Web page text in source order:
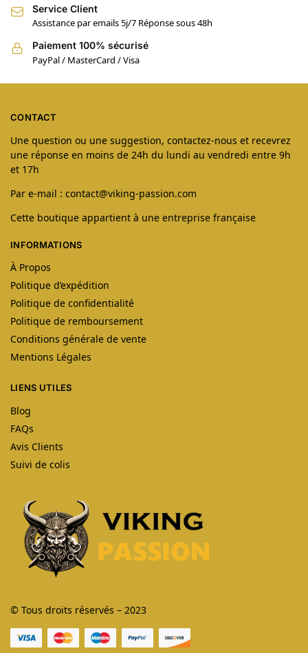
Service Client
Assistance par emails 5j/7 Réponse sous 48h
Paiement 100% sécurisé
PayPal / MasterCard / Visa
CONTACT
Une question ou une suggestion, contactez-nous et recevrez
une réponse en moins de 24h du lundi au vendredi entre 9h
et 17h
Par e-mail : contact@viking-passion.com
Cette boutique appartient à une entreprise française
INFORMATIONS
À Propos
Politique d’expédition
Politique de confidentialité
Politique de remboursement
Conditions générale de vente
Mentions Légales
LIENS UTILES
Blog
FAQs
Avis Clients
Suivi de colis
© Tous droits réservés – 2023